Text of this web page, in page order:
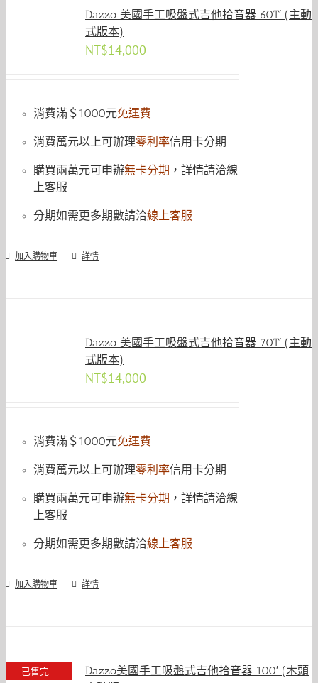
Dazzo 美國手工吸盤式吉他拾音器 60T′ (主動
式版本)
NT$14,000
消費滿＄1000元免運費
消費萬元以上可辦理零利率信用卡分期
購買兩萬元可申辦無卡分期 ，詳情請洽線
上客服
分期如需更多期數請洽線上客服
加入購物車 詳情
Dazzo 美國手工吸盤式吉他拾音器 70T′ (主動
式版本)
NT$14,000
消費滿＄1000元免運費
消費萬元以上可辦理零利率信用卡分期
購買兩萬元可申辦無卡分期 ，詳情請洽線
上客服
分期如需更多期數請洽線上客服
加入購物車 詳情
已售完
Dazzo美國手工吸盤式吉他拾音器 100′ (木頭